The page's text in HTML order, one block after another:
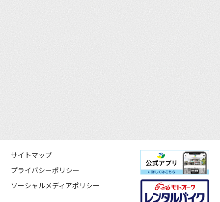
サイトマップ
プライバシーポリシー
ソーシャルメディアポリシー